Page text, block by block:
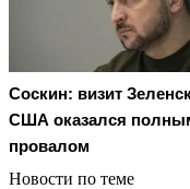
Соскин: визит
США оказался
провалом
Новости по теме